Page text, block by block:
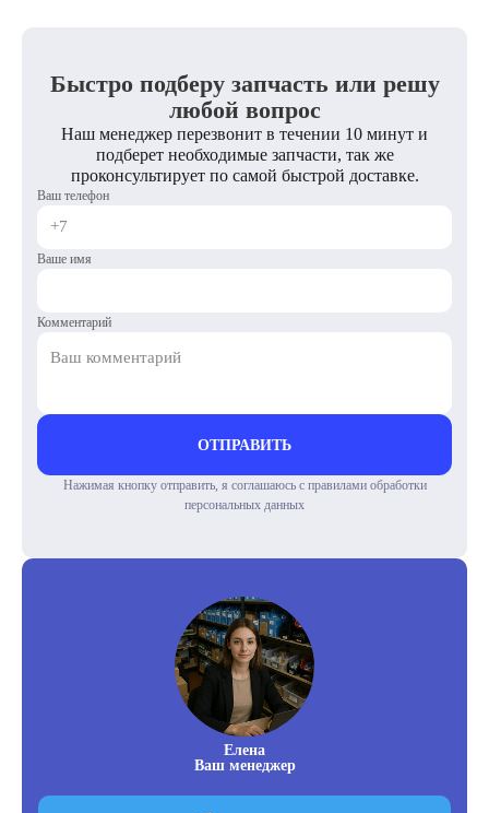
Быстро подберу запчасть или решу
любой вопрос
Наш менеджер перезвонит в течении 10 минут и
подберет необходимые запчасти, так же
проконсультирует по самой быстрой доставке.
Ваш телефон
Ваше имя
Комментарий
ОТПРАВИТЬ
Нажимая кнопку отправить, я соглашаюсь с правилами обработки
персональных данных
Елена
Ваш менеджер